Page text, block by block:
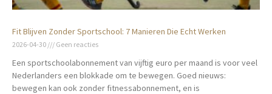
Fit Blijven Zonder Sportschool: 7 Manieren Die Echt Werken
2026-04-30 Geen reacties
Een sportschoolabonnement van vijftig euro per maand is voor veel
Nederlanders een blokkade om te bewegen. Goed nieuws:
bewegen kan ook zonder fitnessabonnement, en is